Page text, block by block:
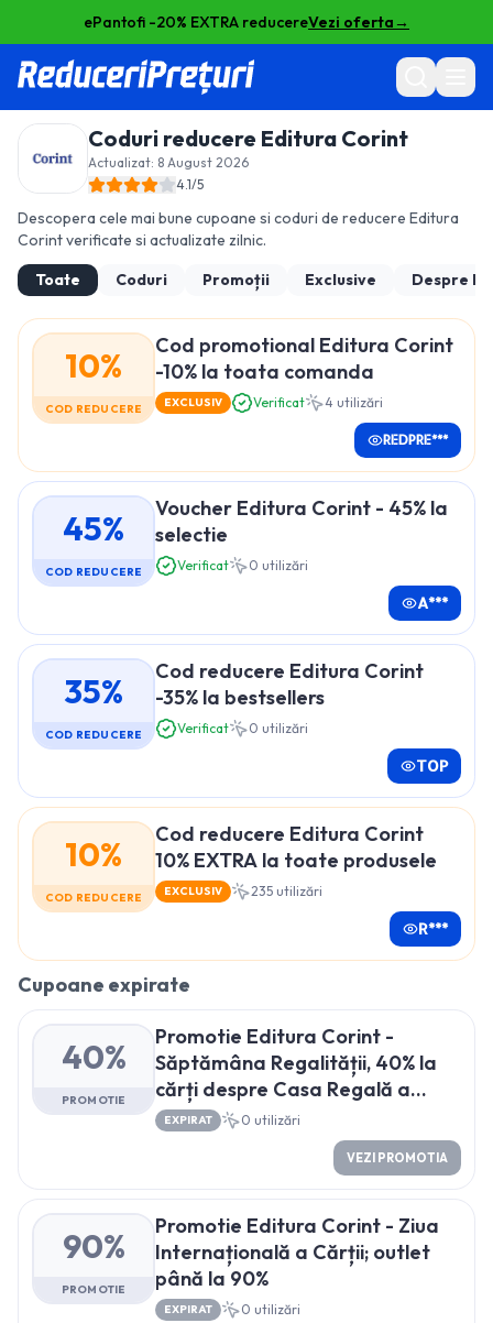
ePantofi -20% EXTRA reducereVezi oferta→
Coduri reducere Editura Corint
Actualizat: 8 August 2026
4.1/5
Descopera cele mai bune cupoane si coduri de reducere Editura
Corintverificate si actualizate zilnic.
Toate
Coduri Promoții Exclusive Despre
10%
COD REDUCERE
Cod promotional Editura Corint
-10% la toata comanda
EXCLUSIV Verificat 4 utilizări
REDPRE***
45%
COD REDUCERE
Voucher Editura Corint - 45% la
selectie
Verificat 0 utilizări
A***
35%
COD REDUCERE
Cod reducere Editura Corint
-35% la bestsellers
Verificat 0 utilizări
TOP
10%
COD REDUCERE
Cod reducere Editura Corint
10% EXTRA la toate produsele
EXCLUSIV 235 utilizări
R***
Cupoane expirate
40%
PROMOTIE
Promotie Editura Corint -
Săptămâna Regalității, 40% la
cărți despre Casa Regală a
României
EXPIRAT 0 utilizări
VEZI PROMOTIA
90%
PROMOTIE
Promotie Editura Corint - Ziua
Internațională a Cărții; outlet
până la 90%
EXPIRAT 0 utilizări